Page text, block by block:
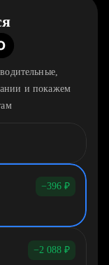
и покажем
−396 ₽
−2 088 ₽